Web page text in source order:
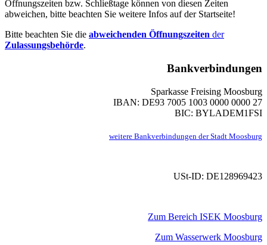
Öffnungszeiten bzw. Schließtage können von diesen Zeiten
abweichen, bitte beachten Sie weitere Infos auf der Startseite!
Bitte beachten Sie die abweichenden Öffnungszeiten der
Zulassungsbehörde.
Bankverbindungen
Sparkasse Freising Moosburg
IBAN: DE93 7005 1003 0000 0000 27
BIC: BYLADEM1FSI
weitere Bankverbindungen der Stadt Moosburg
USt-ID: DE128969423
Zum Bereich ISEK Moosburg
Zum Wasserwerk Moosburg